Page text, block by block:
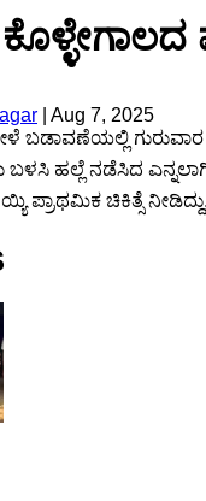
Aug 7, 2025
ಬಡಾವಣೆಯಲ್ಲಿ
ಹಲ್ಲೆ ನಡೆಸಿದ
ಪ್ರಾಥಮಿಕ ಚಿಕಿತ್ಸೆ